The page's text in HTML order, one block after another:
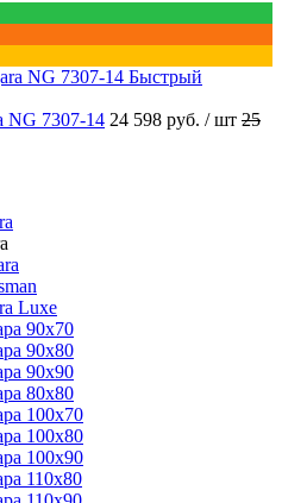
Быстрый
NG 7307-14 24 598 руб. / шт 25
Luxe
90x70
90x80
90x90
80x80
100x70
100x80
100x90
110x80